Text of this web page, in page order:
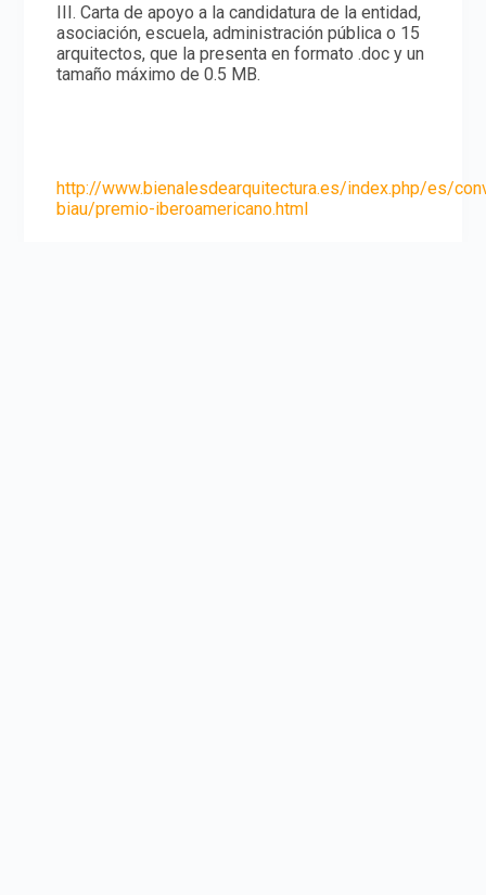
III. Carta de apoyo a la candidatura de la entidad,
asociación, escuela, administración pública o 15
arquitectos, que la presenta en formato .doc y un
tamaño máximo de 0.5 MB.
http://www.bienalesdearquitectura.es/index.php/es/
biau/premio-iberoamericano.html